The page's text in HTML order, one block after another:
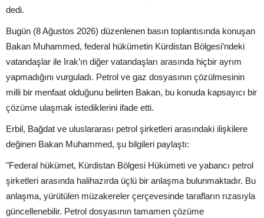
dedi.
Bugün (8 Ağustos 2026) düzenlenen basın toplantısında konuşan
Bakan Muhammed, federal hükümetin Kürdistan Bölgesi’ndeki
vatandaşlar ile Irak’ın diğer vatandaşları arasında hiçbir ayrım
yapmadığını vurguladı. Petrol ve gaz dosyasının çözülmesinin
milli bir menfaat olduğunu belirten Bakan, bu konuda kapsayıcı bir
çözüme ulaşmak istediklerini ifade etti.
Erbil, Bağdat ve uluslararası petrol şirketleri arasındaki ilişkilere
değinen Bakan Muhammed, şu bilgileri paylaştı:
"Federal hükümet, Kürdistan Bölgesi Hükümeti ve yabancı petrol
şirketleri arasında halihazırda üçlü bir anlaşma bulunmaktadır. Bu
anlaşma, yürütülen müzakereler çerçevesinde tarafların rızasıyla
güncellenebilir. Petrol dosyasının tamamen çözüme